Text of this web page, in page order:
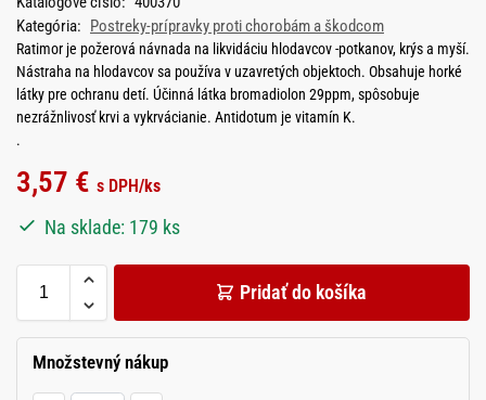
Kategória: Postreky-prípravky proti chorobám a škodcom
Ratimor je požerová návnada na likvidáciu hlodavcov -potkanov, krýs a myší.
Nástraha na hlodavcov sa používa v uzavretých objektoch. Obsahuje horké
látky pre ochranu detí. Účinná látka bromadiolon 29ppm, spôsobuje
nezrážnlivosť krvi a vykrvácianie. Antidotum je vitamín K.
.
3,57 € s DPH/ks
Na sklade: 179 ks
Pridať do košíka
Množstevný nákup